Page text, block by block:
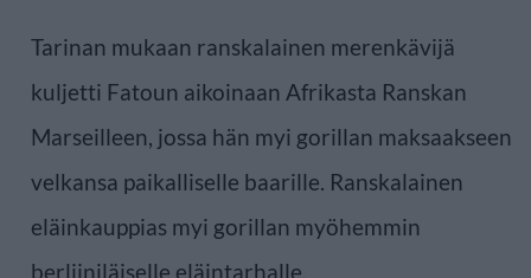
Tarinan mukaan ranskalainen merenkävijä
kuljetti Fatoun aikoinaan Afrikasta Ranskan
Marseilleen, jossa hän myi gorillan maksaakseen
velkansa paikalliselle baarille. Ranskalainen
eläinkauppias myi gorillan myöhemmin
berliiniläiselle eläintarhalle.